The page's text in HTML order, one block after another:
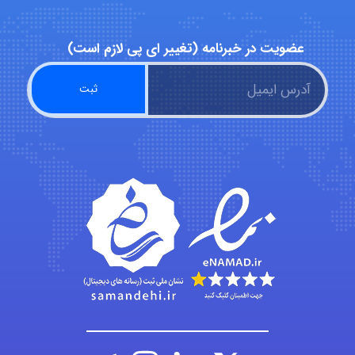
ZAK
vali
fahimeh sheibani
HaddadiMahsa
عضویت در خبرنامه (تغییر ای پی لازم است)